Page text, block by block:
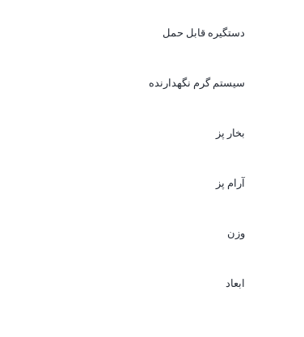
دستگیره قابل حمل
سیستم گرم نگهدارنده
بخار پز
آرام پز
وزن
ابعاد